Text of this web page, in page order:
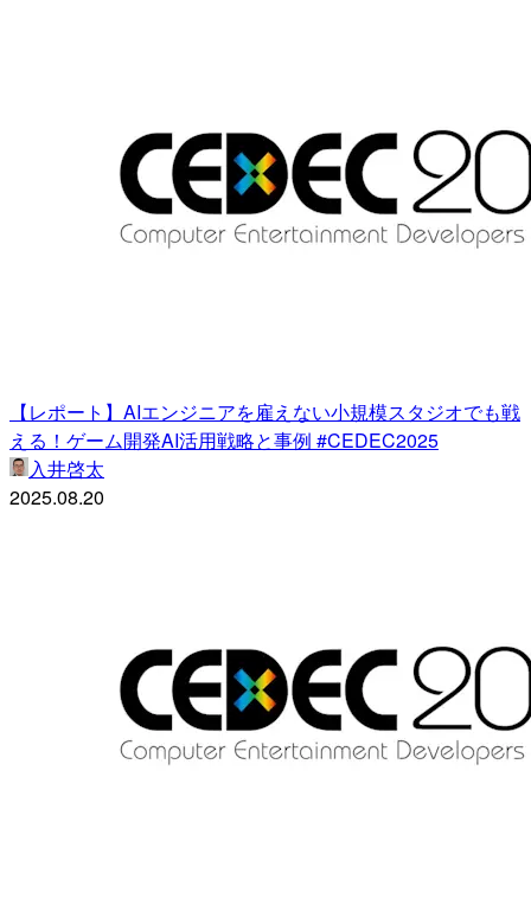
【レポート】AIエンジニアを雇えない小規模スタジオでも戦
える！ゲーム開発AI活用戦略と事例 #CEDEC2025
入井啓太
2025.08.20